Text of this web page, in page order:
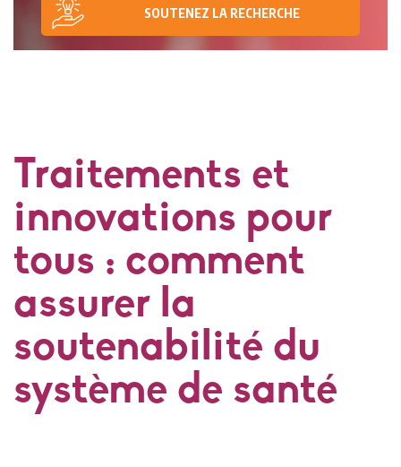
SOUTENEZ LA RECHERCHE
Traitements et
innovations pour
tous : comment
assurer la
soutenabilité du
système de santé